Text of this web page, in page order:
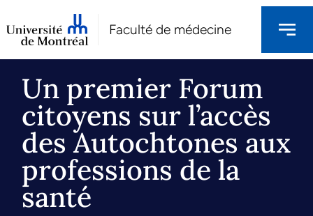
Faculté de médecine
Un premier Forum
citoyens sur l’accès
des Autochtones aux
professions de la
santé